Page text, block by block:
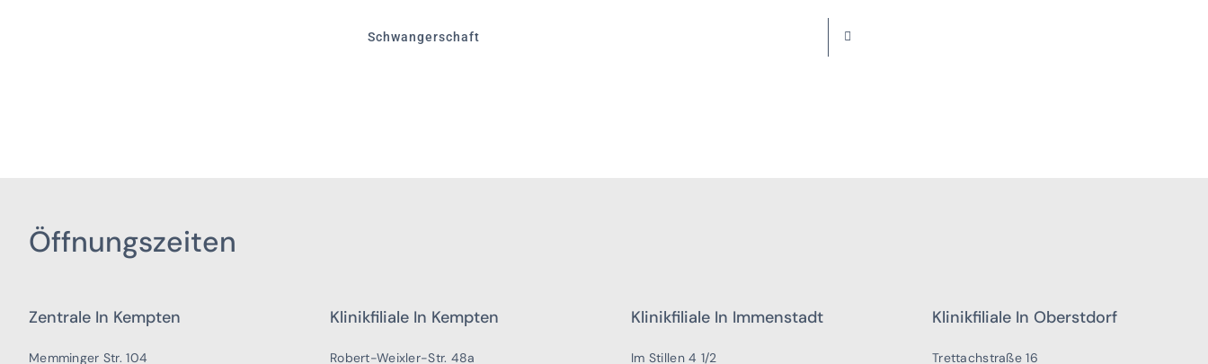
Schwangerschaft
Öffnungszeiten
Zentrale In Kempten
Memminger Str. 104
Klinikfiliale In Kempten
Robert-Weixler-Str. 48a
Klinikfiliale In Immenstadt
Im Stillen 4 1/2
Klinikfiliale In Oberstdorf
Trettachstraße 16